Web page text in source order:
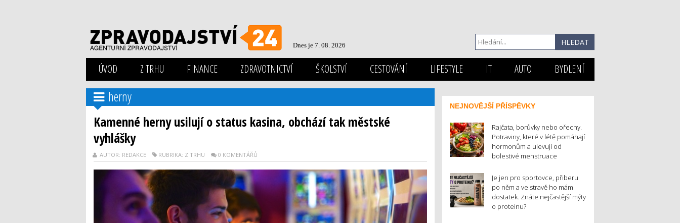
Dnes je 7. 08. 2026
ÚVOD Z TRHU FINANCE ZDRAVOTNICTVÍ ŠKOLSTVÍ CESTOVÁNÍ LIFESTYLE IT AUTO BYDLENÍ
herny
Kamenné herny usilují o status kasina, obchází tak městské
vyhlášky
AUTOR: REDAKCE RUBRIKA: Z TRHU 0 KOMENTÁŘŮ
NEJNOVĚJŠÍ PŘÍSPĚVKY
Rajčata, borůvky nebo ořechy.
Potraviny, které v létě pomáhají
hormonům a ulevují od
bolestivé menstruace
Je jen pro sportovce, přiberu
po něm a ve stravě ho mám
dostatek. Znáte nejčastější mýty
o proteinu?